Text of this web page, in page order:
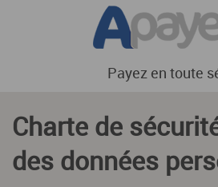
Payez en toute
Charte de
des données